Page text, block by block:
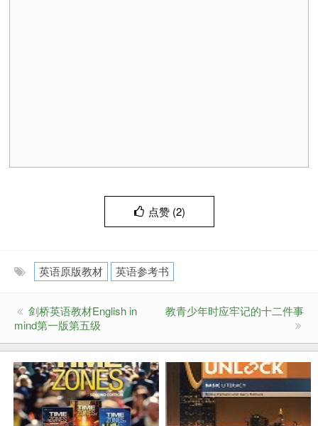
点赞 (2)
英语原版教材 英语参考书
剑桥英语教材English in
mind第一版第五级
教青少年时应牢记的十二件事